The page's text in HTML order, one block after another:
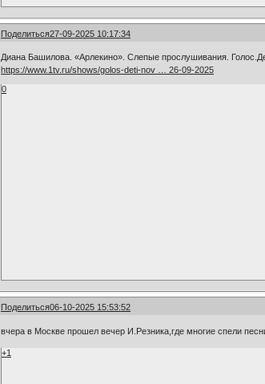
Поделиться27-09-2025 10:17:34
Диана Башилова. «Арлекино». Слепые прослушивания.
https://www.1tv.ru/shows/golos-deti-nov … 26-09-2025
0
Поделиться06-10-2025 15:53:52
вчера в Москве прошел вечер И.Резника,где многие спели
+1